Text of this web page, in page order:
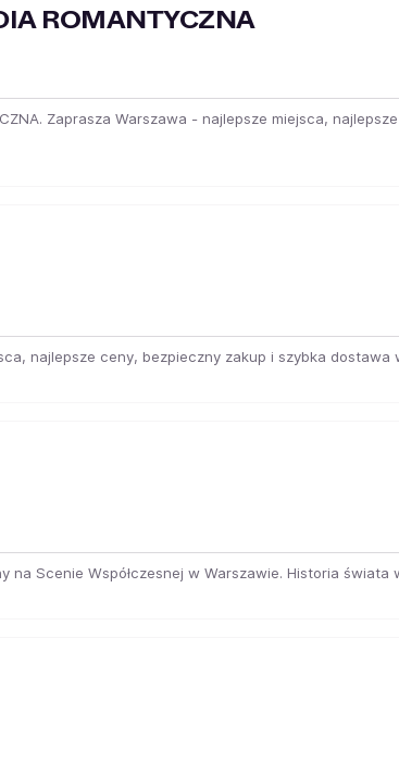
ROMANTYCZNA
Zaprasza Warszawa - najlepsze miejsca,
najlepsze ceny, bezpieczny zakup i szybka dostawa
Scenie Współczesnej w Warszawie. Historia świata